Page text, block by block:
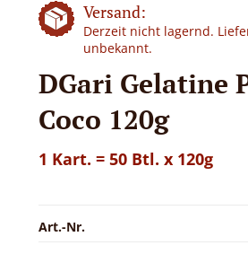
Versand:
Derzeit nicht lagernd.
unbekannt.
DGari Gelatine
Coco 120g
1 Kart. = 50 Btl. x 120g
Art.-Nr.